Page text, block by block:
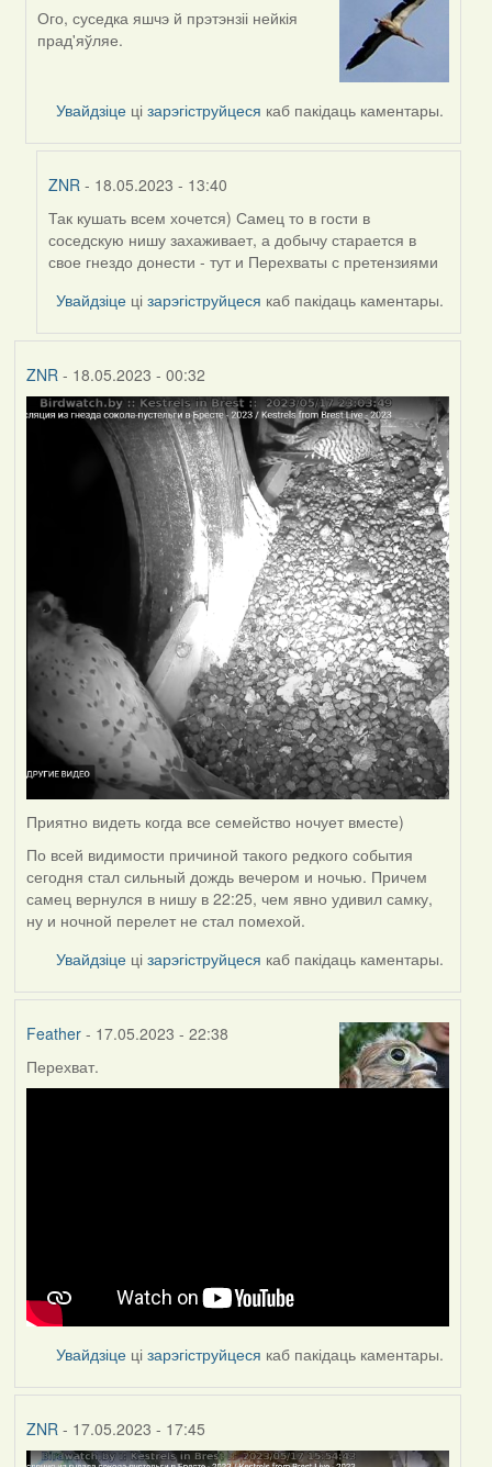
In
reply
ZNR
Ого, суседка яшчэ й прэтэнзіі нейкія
прад'яўляе.
Увайдзіце цізарэгіструйцеся каб пакідаць каментары.
ZNR - 18.05.2023 - 13:40
In
reply
to
by
Lighty
Так кушать всем хочется) Самец то в гости в
соседскую нишу захаживает, а добычу старается в
свое гнездо донести - тут и Перехваты с претензиями
Увайдзіце цізарэгіструйцеся каб пакідаць каментары.
ZNR- 18.05.2023 - 00:32
Приятно видеть когда все семейство ночует вместе)
По всей видимости причиной такого редкого события
сегодня стал сильный дождь вечером и ночью. Причем
самец вернулся в нишу в 22:25, чем явно удивил самку,
ну и ночной перелет не стал помехой.
Увайдзіце цізарэгіструйцеся каб пакідаць каментары.
Feather- 17.05.2023 - 22:38
Перехват.
Увайдзіце цізарэгіструйцеся каб пакідаць каментары.
ZNR - 17.05.2023 - 17:45